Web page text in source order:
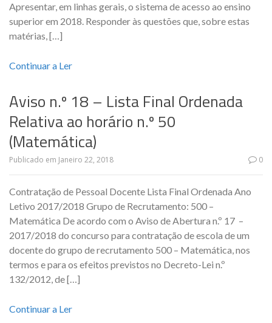
Apresentar, em linhas gerais, o sistema de acesso ao ensino
superior em 2018. Responder às questões que, sobre estas
matérias, […]
Continuar a Ler
Aviso n.º 18 – Lista Final Ordenada
Relativa ao horário n.º 50
(Matemática)
Publicado em Janeiro 22, 2018 0
Contratação de Pessoal Docente Lista Final Ordenada Ano
Letivo 2017/2018 Grupo de Recrutamento: 500 –
Matemática De acordo com o Aviso de Abertura n.º 17 –
2017/2018 do concurso para contratação de escola de um
docente do grupo de recrutamento 500 – Matemática, nos
termos e para os efeitos previstos no Decreto-Lei n.º
132/2012, de […]
Continuar a Ler